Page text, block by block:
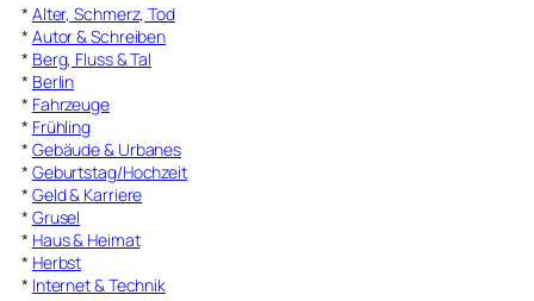
* Alter, Schmerz, Tod
* Autor & Schreiben
* Berg, Fluss & Tal
* Berlin
* Fahrzeuge
* Frühling
* Gebäude & Urbanes
* Geburtstag/Hochzeit
* Geld & Karriere
* Grusel
* Haus & Heimat
* Herbst
* Internet & Technik